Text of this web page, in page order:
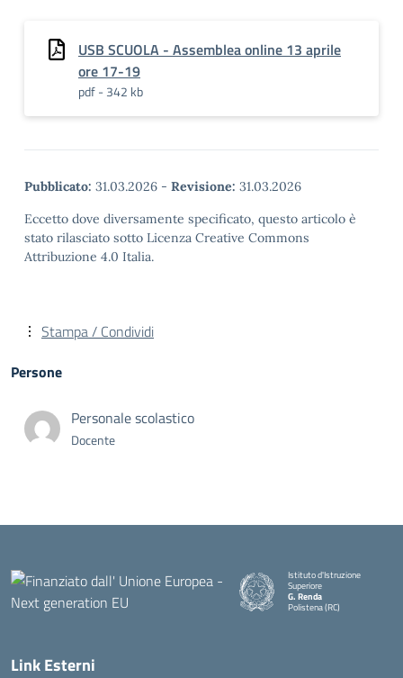
USB SCUOLA - Assemblea online 13 aprile
ore 17-19
pdf - 342 kb
Pubblicato: 31.03.2026 - Revisione: 31.03.2026
Eccetto dove diversamente specificato, questo articolo è
stato rilasciato sotto Licenza Creative Commons
Attribuzione 4.0 Italia.
Stampa / Condividi
Persone
Personale scolastico
Docente
Istituto d'Istruzione
Superiore
G. Renda
Polistena (RC)
Link Esterni